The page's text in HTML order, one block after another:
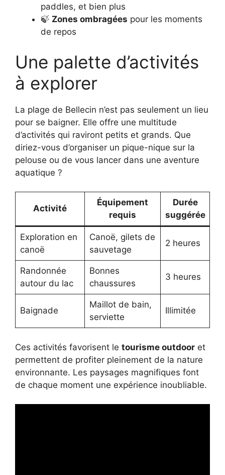
paddles, et bien plus
🍃 Zones ombragées pour les moments
de repos
Une palette d’activités
à explorer
La plage de Bellecin n’est pas seulement un lieu
pour se baigner. Elle offre une multitude
d’activités qui raviront petits et grands. Que
diriez-vous d’organiser un pique-nique sur la
pelouse ou de vous lancer dans une aventure
aquatique ?
Activité
Équipement
requis
Durée
suggérée
Exploration en
canoë
Canoë, gilets de
sauvetage
2 heures
Randonnée
autour du lac
Bonnes
chaussures
3 heures
Baignade
Maillot de bain,
serviette
Illimitée
Ces activités favorisent le tourisme outdoor et
permettent de profiter pleinement de la nature
environnante. Les paysages magnifiques font
de chaque moment une expérience inoubliable.